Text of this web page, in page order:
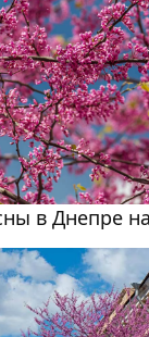
в Днепре